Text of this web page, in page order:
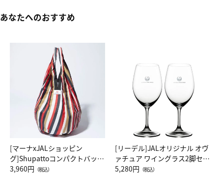
あなたへのおすすめ
[マーナxJALショッピン
グ]Shupattoコンパクトバッグ
Drop JAL客室乗務員（LC）ス
3,960円 （税込）
[リーデル]JALオリジナル オヴ
ァチュア ワイングラス2脚セッ
ト（レッドワイン）
5,280円 （税込）